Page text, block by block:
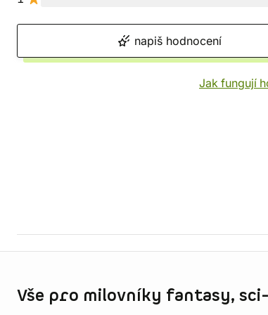
napiš hodnocení
Jak fungují
Vše pro milovníky fantasy,